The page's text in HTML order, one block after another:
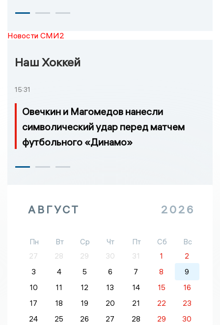
Новости СМИ2
Наш Хоккей
15:31
Овечкин и Магомедов нанесли
символический удар перед матчем
футбольного «Динамо»
АВГУСТ 2026
Пн Вт Ср Чт Пт Сб
Вс
27
28 29 30 31 1
2
3
4 5 6 7 8
9
10
11 12 13 14 15
16
17
18 19 20 21 22
23
24
25 26 27 28 29 30